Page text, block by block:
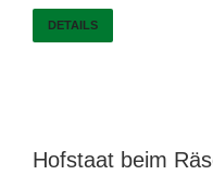
DETAILS
Hofstaat beim